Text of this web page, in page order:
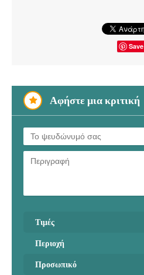
Save
Αφήστε μια κριτική
Τιμές
Περιοχή
Προσωπικό